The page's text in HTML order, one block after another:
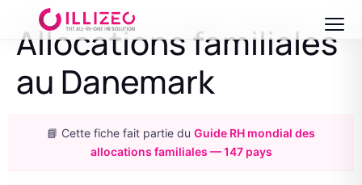
Allocations familiales
au Danemark
📘 Cette fiche fait partie du Guide RH mondial des
allocations familiales — 147 pays